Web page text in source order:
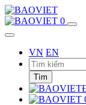
0
VN EN
Tìm